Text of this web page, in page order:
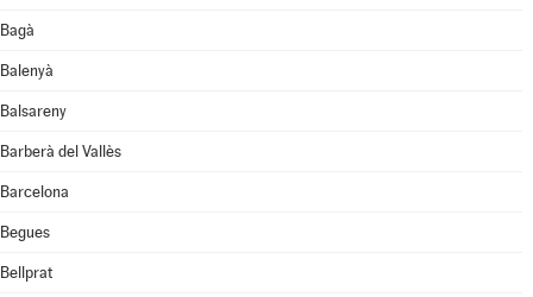
Bagà
Balenyà
Balsareny
Barberà del Vallès
Barcelona
Begues
Bellprat